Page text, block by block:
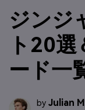
ジンジ
ト20
ード一
by Julian